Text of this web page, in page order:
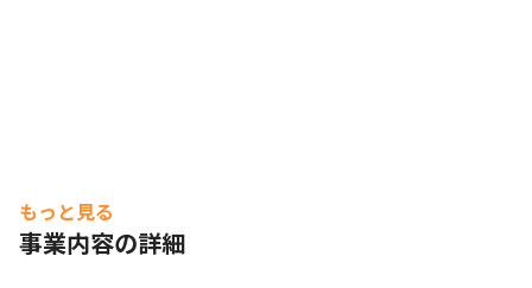
もっと見る
事業内容の詳細